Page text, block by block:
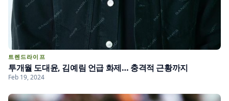
트렌드라이프
투개월 도대윤, 김예림 언급 화제… 충격적 근황까지
Feb 19, 2024